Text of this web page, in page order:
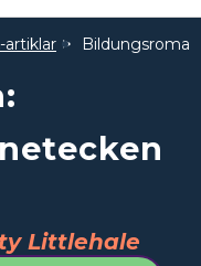
artiklar
Littlehale